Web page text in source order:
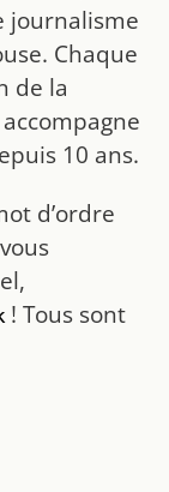
journalisme
Chaque
de la
10 ans.
d’ordre
! Tous sont